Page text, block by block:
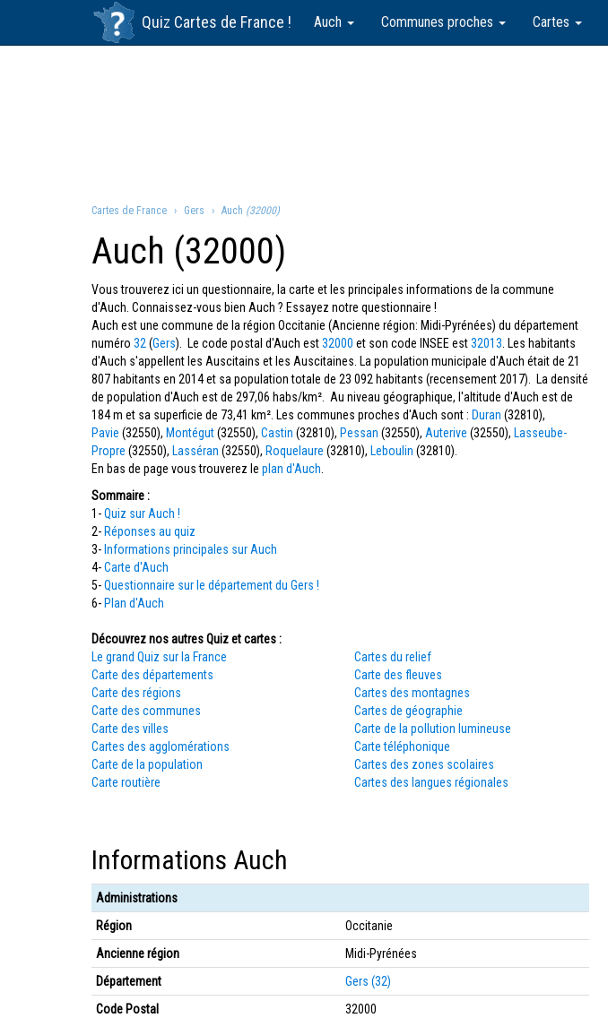
Quiz Cartes de France ! Auch Communes proches Cartes
Cartes de France Gers Auch (32000)
Auch (32000)
Vous trouverez ici un questionnaire, la carte et les principales informations de la commune
d'Auch. Connaissez-vous bien Auch ? Essayez notre questionnaire !
Auch est une commune de la région Occitanie (Ancienne région: Midi-Pyrénées) du département
numéro 32 (Gers). Le code postal d'Auch est32000 et son code INSEE est32013 . Les habitants
d'Auch s'appellent les Auscitains et les Auscitaines. La population municipale d'Auch était de 21
807 habitants en 2014 et sa population totale de 23 092 habitants (recensement 2017). La densité
de population d'Auch est de 297,06 habs/km². Au niveau géographique, l'altitude d'Auch est de
184 m et sa superficie de 73,41 km². Les communes proches d'Auch sont : Duran (32810),
Pavie (32550), Montégut(32550), Castin (32810), Pessan (32550), Auterive (32550), Lasseube-
Propre (32550), Lasséran (32550), Roquelaure (32810), Leboulin (32810).
En bas de page vous trouverez le plan d'Auch
Sommaire :
1-Quiz sur Auch !
2- Réponses au quiz
3- Informations principales sur Auch
4-Carte d'Auch
5-Questionnaire sur le département du Gers !
6- Plan d'Auch
Découvrez nos autres Quiz et cartes :
Le grand Quiz sur la France
Carte des départements
Carte des régions
Carte des communes
Carte des villes
Cartes des agglomérations
Carte de la population
Carte routière
Cartes du relief
Carte des fleuves
Cartes des montagnes
Cartes de géographie
Carte de la pollution lumineuse
Carte téléphonique
Cartes des zones scolaires
Cartes des langues régionales
Informations Auch
Administrations
Région
Occitanie
Ancienne région
Midi-Pyrénées
Département
Gers (32)
Code Postal
32000